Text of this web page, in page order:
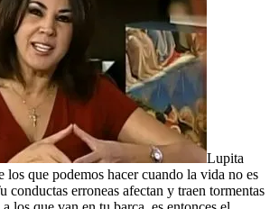
Lupita
los que podemos hacer cuando la vida no es
conductas erroneas afectan y traen tormentas